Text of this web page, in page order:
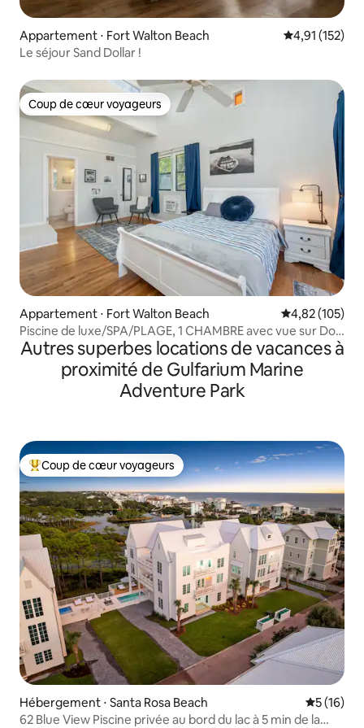
Appartement ⋅ Fort Walton Beach Évaluation
4,91 (152)
Le séjour Sand Dollar !
Coup de cœur voyageurs
Coup de cœur voyageurs
Appartement ⋅ Fort Walton Beach Évaluation
4,82 (105)
Piscine de luxe/SPA/PLAGE, 1 CHAMBRE avec vue sur Dol,
CUISINE complète
Autres superbes locations de vacances à
proximité de Gulfarium Marine
Adventure Park
Coups de cœur voyageurs les plus appréciés
Coup de cœur voyageurs
Hébergement ⋅ Santa Rosa Beach
5 (16)
62 Blue View Piscine privée au bord du lac à 5 min de la